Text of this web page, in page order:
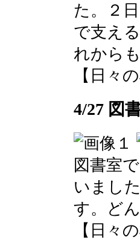
た。２
で支え
れから
【日々
4/27 図
図書室
いまし
す。ど
【日々